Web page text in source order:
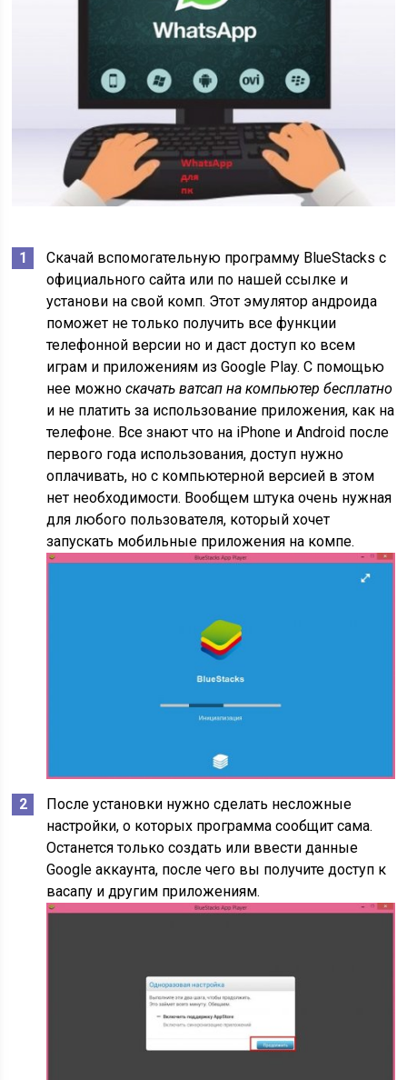
Скачай вспомогательную программу BlueStacks с
официального сайта или по нашей ссылке и
установи на свой комп. Этот эмулятор андроида
поможет не только получить все функции
телефонной версии но и даст доступ ко всем
играм и приложениям из Google Play. С помощью
нее можноскачать ватсап на компьютер бесплатно
и не платить за использование приложения, как на
телефоне. Все знают что на iPhone и Android после
первого года использования, доступ нужно
оплачивать, но с компьютерной версией в этом
нет необходимости. Вообщем штука очень нужная
для любого пользователя, который хочет
запускать мобильные приложения на компе.
После установки нужно сделать несложные
настройки, о которых программа сообщит сама.
Останется только создать или ввести данные
Google аккаунта, после чего вы получите доступ к
васапу и другим приложениям.